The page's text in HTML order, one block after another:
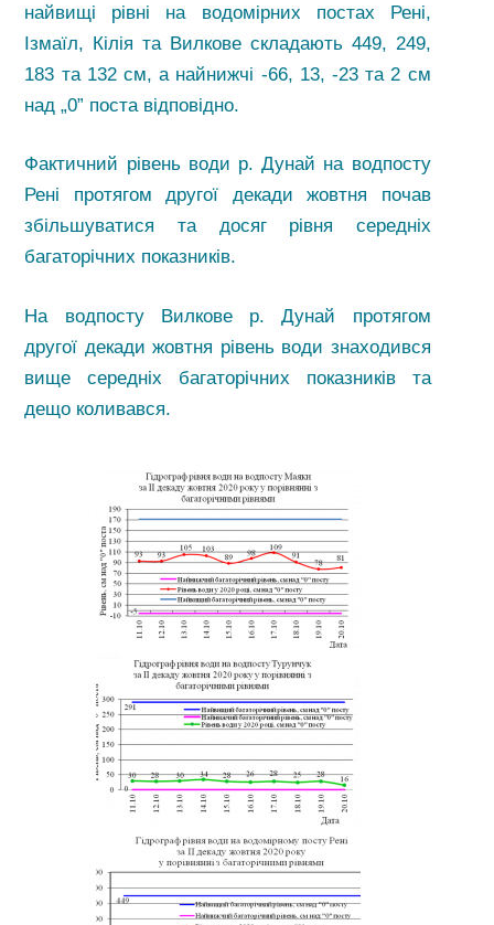
найвищі рівні на водомірних постах Рені,
Ізмаїл, Кілія та Вилкове складають 449, 249,
183 та 132 см, а найнижчі -66, 13, -23 та 2 см
над „0” поста відповідно.
Фактичний рівень води р. Дунай на водпосту
Рені протягом другої декади жовтня почав
збільшуватися та досяг рівня середніх
багаторічних показників.
На водпосту Вилкове р. Дунай протягом
другої декади жовтня рівень води знаходився
вище середніх багаторічних показників та
дещо коливався.